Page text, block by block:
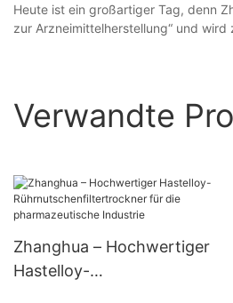
Heute ist ein großartiger Tag, denn
zur Arzneimittelherstellung“ und
Verwandte
Zhanghua – Hochwertiger
Hastelloy-